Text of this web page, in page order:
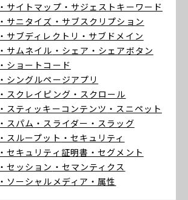
・サイトマップ ・サジェストキーワード
・サニタイズ ・サブスクリプション
・サブディレクトリ ・サブドメイン
・サムネイル ・シェア ・シェアボタン
・ショートコード
・シングルページアプリ
・スクレイピング ・スクロール
・スティッキーコンテンツ ・スニペット
・スパム ・スライダー ・スラッグ
・スループット ・セキュリティ
・セキュリティ証明書 ・セグメント
・セッション ・セマンティクス
・ソーシャルメディア ・属性